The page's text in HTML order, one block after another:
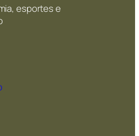
esportes e